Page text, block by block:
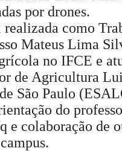
por drones.
realizada como
Mateus Lima
no IFCE e
de Agricultura
São Paulo
do
e colaboração de